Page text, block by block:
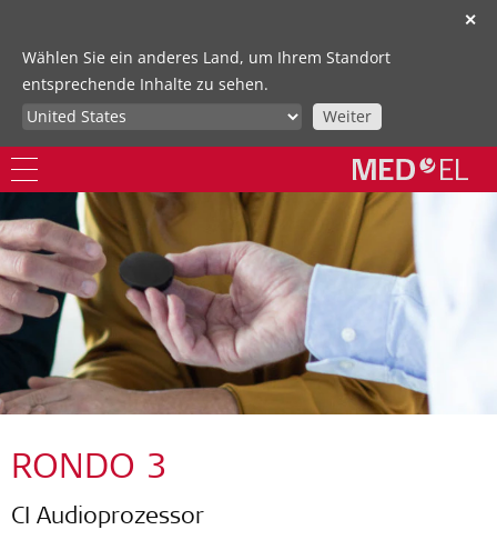
✕
Wählen Sie ein anderes Land, um Ihrem Standort
entsprechende Inhalte zu sehen.
Weiter
RONDO 3
CI Audioprozessor